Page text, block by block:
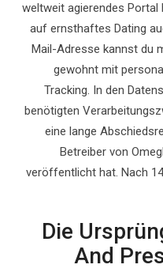
weltweit agierendes Portal
auf ernsthaftes Dating
Mail-Adresse kannst du
gewohnt mit
Tracking. In den
benötigten
eine lange
Betreiber von
veröffentlicht hat. Nach
Die
And